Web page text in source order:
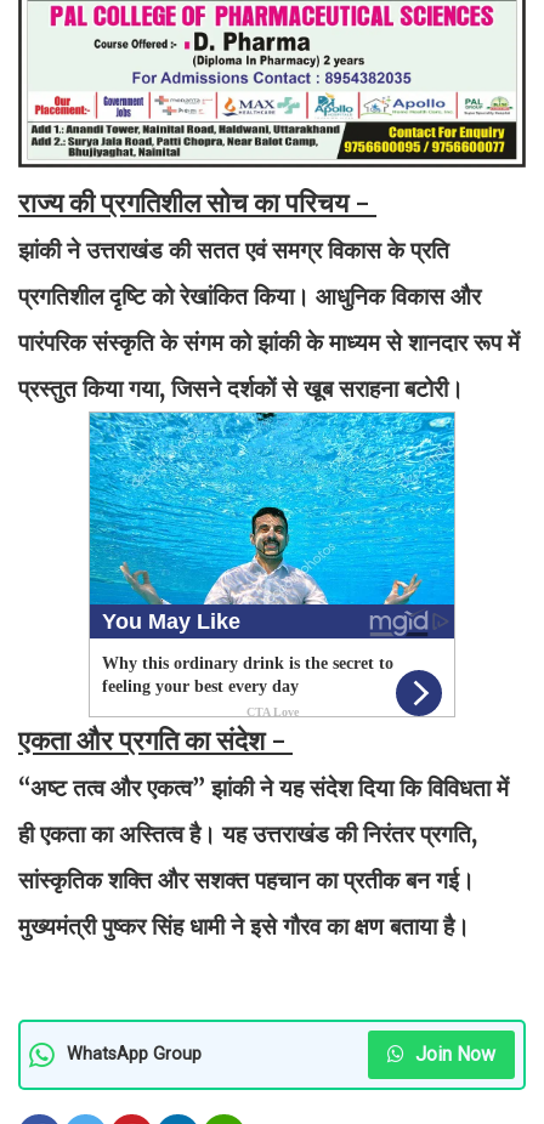
राज्य की प्रगतिशील सोच का परिचय -
झांकी ने उत्तराखंड की सतत एवं समग्र विकास के प्रति
प्रगतिशील दृष्टि को रेखांकित किया। आधुनिक विकास और
पारंपरिक संस्कृति के संगम को झांकी के माध्यम से शानदार रूप में
प्रस्तुत किया गया, जिसने दर्शकों से खूब सराहना बटोरी।
एकता और प्रगति का संदेश -
“अष्ट तत्व और एकत्व” झांकी ने यह संदेश दिया कि विविधता में
ही एकता का अस्तित्व है। यह उत्तराखंड की निरंतर प्रगति,
सांस्कृतिक शक्ति और सशक्त पहचान का प्रतीक बन गई।
मुख्यमंत्री पुष्कर सिंह धामी ने इसे गौरव का क्षण बताया है।
WhatsApp Group Join Now